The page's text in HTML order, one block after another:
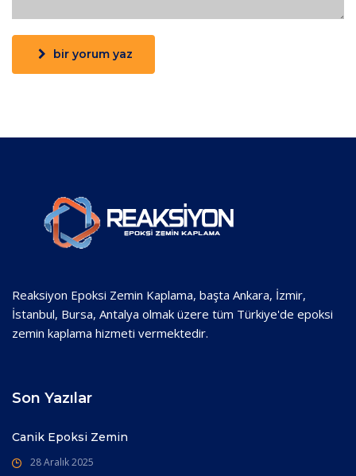
bir yorum yaz
Reaksiyon Epoksi Zemin Kaplama, başta Ankara, İzmir,
İstanbul, Bursa, Antalya olmak üzere tüm Türkiye'de epoksi
zemin kaplama hizmeti vermektedir.
Son Yazılar
Canik Epoksi Zemin
28 Aralık 2025